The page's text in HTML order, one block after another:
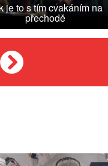
je to s tím cvakáním na
přechodě